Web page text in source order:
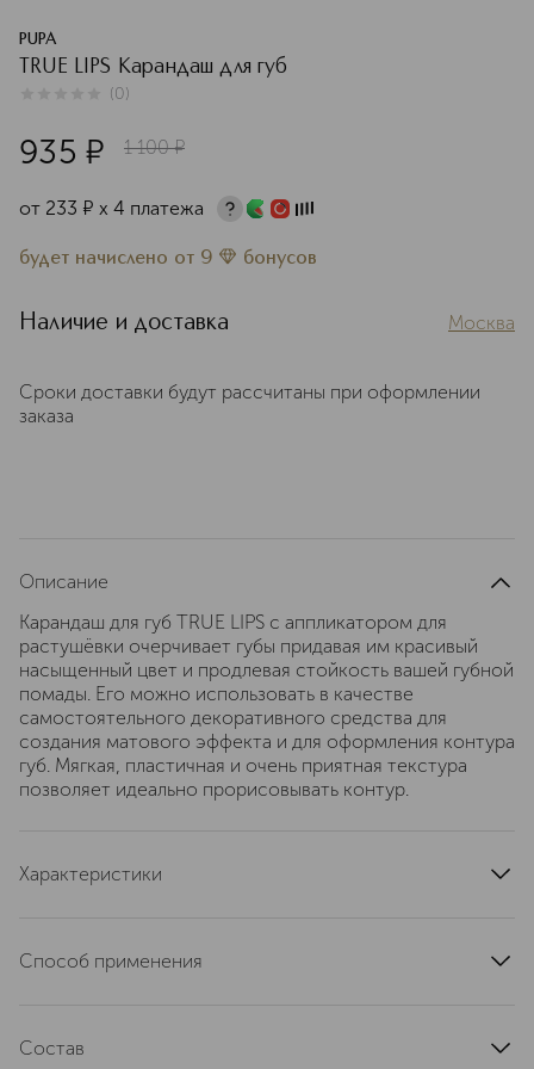
PUPA
TRUE LIPS Карандаш для губ
(0)
935 ¤ 1 100 ¤
от 233 ¤ х 4 платежа
будет начислено от 9 бонусов
Наличие и доставка Москва
Сроки доставки будут рассчитаны при оформлении
заказа
Описание
Карандаш для губ TRUE LIPS с аппликатором для
растушёвки очерчивает губы придавая им красивый
насыщенный цвет и продлевая стойкость вашей губной
помады. Его можно использовать в качестве
самостоятельного декоративного средства для
создания матового эффекта и для оформления контура
губ. Мягкая, пластичная и очень приятная текстура
позволяет идеально прорисовывать контур.
Характеристики
страна производства
артикул
220047A033
Способ применения
тонкой линией. Повторите то же самое на нижней
Состав